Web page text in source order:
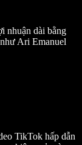
nhuận dài bằng
Ari Emanuel
TikTok hấp dẫn